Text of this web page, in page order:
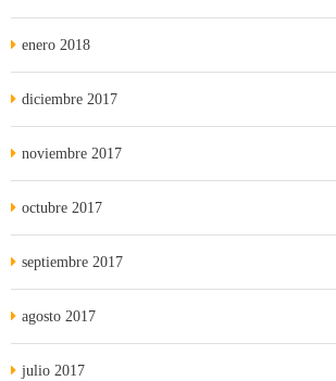
enero 2018
diciembre 2017
noviembre 2017
octubre 2017
septiembre 2017
agosto 2017
julio 2017